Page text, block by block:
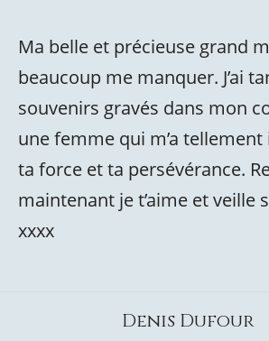
Ma belle et précieuse grand
beaucoup me manquer. J’ai
souvenirs gravés dans mon
une femme qui m’a
ta force et ta persévérance.
maintenant je t’aime et veille
xxxx
Denis Dufour